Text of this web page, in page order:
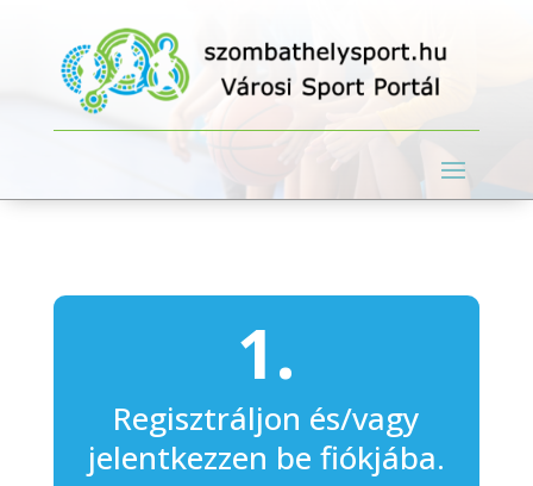
1.
Regisztráljon és/vagy
jelentkezzen be fiókjába.